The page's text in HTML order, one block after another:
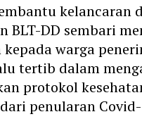
kelancaran
BLT-DD sembari
warga
tertib dalam
protokol
penularan